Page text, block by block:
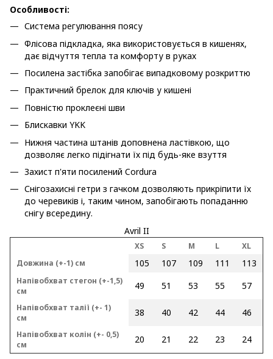
Особливості:
Система регулювання поясу
Флісова підкладка, яка використовується в кишенях,
дає відчуття тепла та комфорту в руках
Посилена застібка запобігає випадковому розкриттю
Практичний брелок для ключів у кишені
Повністю проклеєні шви
Блискавки YKK
Нижня частина штанів доповнена ластівкою, що
дозволяє легко підігнати їх під будь-яке взуття
Захист п'яти посилений Cordura
Снігозахисні гетри з гачком дозволяють прикріпити їх
до черевиків і, таким чином, запобігають попаданню
снігу всередину.
Avril II
XS S M L
XL
Довжина (+-1) см
105 107 109 111 113
Напівобхват стегон (+-1,5)
см
49 51 53 55 57
Напівобхват талії (+- 1)
см
38 40 42 44 46
Напівобхват колін (+- 0,5)
см
20 21 22 23 24